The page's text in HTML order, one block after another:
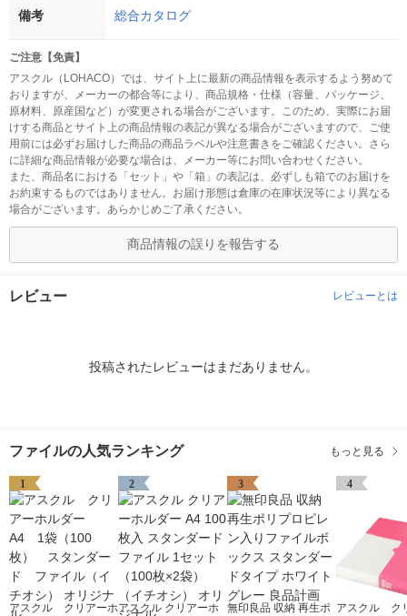
備考 総合カタログ
ご注意【免責】
アスクル（LOHACO）では、サイト上に最新の商品情報を表示するよう努めて
おりますが、メーカーの都合等により、商品規格・仕様（容量、パッケージ、
原材料、原産国など）が変更される場合がございます。このため、実際にお届
けする商品とサイト上の商品情報の表記が異なる場合がございますので、ご使
用前には必ずお届けした商品の商品ラベルや注意書きをご確認ください。さら
に詳細な商品情報が必要な場合は、メーカー等にお問い合わせください。
また、商品名における「セット」や「箱」の表記は、必ずしも箱でのお届けを
お約束するものではありません。お届け形態は倉庫の在庫状況等により異なる
場合がございます。あらかじめご了承ください。
商品情報の誤りを報告する
レビュー レビューとは
投稿されたレビューはまだありません。
ファイルの人気ランキング もっと見る
1
アスクル クリアーホ
2
アスクル クリアーホ
3
無印良品 収納 再生ポ
4
アスクル ク